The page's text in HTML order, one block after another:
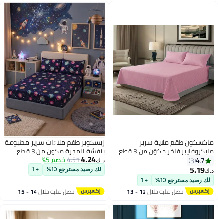
15
ماكسكون طقم ملاية سرير
مايكروفايبر فاخر مكوّن من 3 قطع
– ملاية مسطحة مقاس (230×255
– ناعم جداً، قابل للتنفس، ومقاوم
للتجاعيد – مناسب لأسرة الكوين
والكينج – مثالي للاستخدام المنزلي
والفندقي
4.7
3
د.ك‏5.19
لك رصيد مسترجع 10% + 1
احصل عليه خلال 12 - 13
زيسكوير طقم ملاءات سرير مطبوعة
بنقشة المجرة مكون من 3 قطع
لغرفة نوم الأطفال | طقم ملاءات
ملاءة مطاطية 125 جرام/متر مربع
مع غطاءين للوسائد | ملاءات سرير
بنقشة الفضاء متوفرة بمقاسات
د.ك‏4.24
4.51خصم 5%
لك رصيد مسترجع 10% + 1
احصل عليه خلال 14 - 15